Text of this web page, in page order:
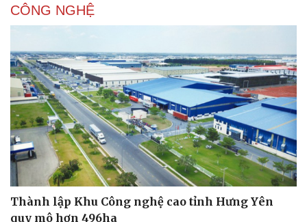
CÔNG NGHỆ
Thành lập Khu Công nghệ cao tỉnh Hưng Yên
quy mô hơn 496ha